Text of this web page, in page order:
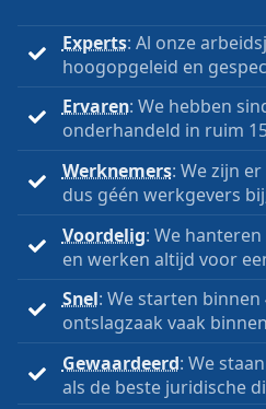
Experts: Al onze
hoogopgeleid en
Ervaren: We hebben
onderhandeld in ruim
Werknemers: We zijn
dus géén werkgevers
Voordelig: We
en werken altijd voor
Snel: We starten
ontslagzaak vaak
Gewaardeerd: We
als de beste juridische